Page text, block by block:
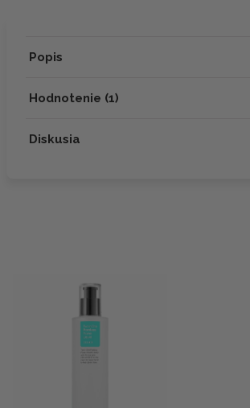
Popis
Hodnotenie (1)
Diskusia